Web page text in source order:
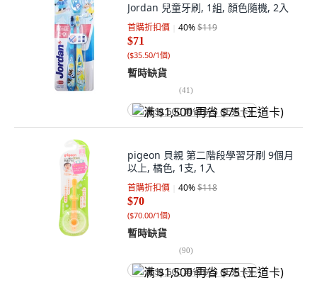
Jordan 兒童牙刷, 1組, 顏色隨機, 2入
首購折扣價 40%$119
$71
($35.50/1個)
暫時缺貨
(41)
满 $1,500 再省 $75 (王道卡)
pigeon 貝親 第二階段學習牙刷 9個月
以上, 橘色, 1支, 1入
首購折扣價 40%$118
$70
($70.00/1個)
暫時缺貨
(90)
满 $1,500 再省 $75 (王道卡)